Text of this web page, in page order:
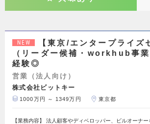
NEW
【東京/エンタープライズ
（リーダー候補・workhub事
経験◎
営業（法人向け）
株式会社ビットキー
1000万円 ～ 1349万円 東京都
【業務内容】 法人顧客やディベロッパー、ビルオーナー